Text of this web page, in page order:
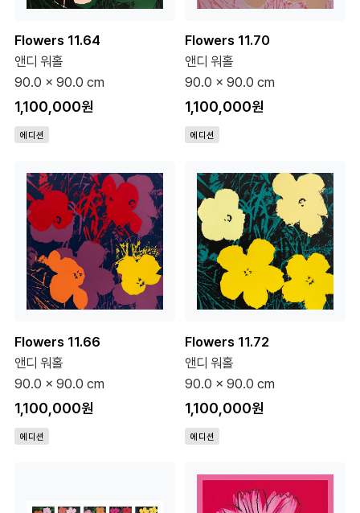
Flowers 11.64
앤디 워홀
90.0 x 90.0 cm
1,100,000원
에디션
Flowers 11.70
앤디 워홀
90.0 x 90.0 cm
1,100,000원
에디션
Flowers 11.66
앤디 워홀
90.0 x 90.0 cm
1,100,000원
에디션
Flowers 11.72
앤디 워홀
90.0 x 90.0 cm
1,100,000원
에디션